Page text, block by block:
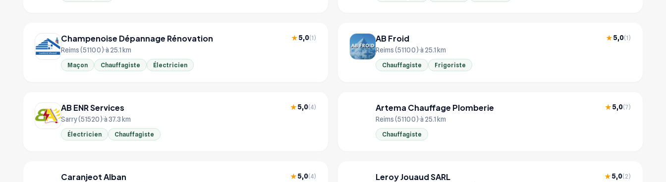
Champenoise Dépannage Rénovation ★5,0(1)
Reims (51100) à 25.1 km
Maçon Chauffagiste Électricien
AB Froid ★5,0(1)
Reims (51100) à 25.1 km
Chauffagiste Frigoriste
AB ENR Services ★5,0(4)
Sarry (51520) à 37.3 km
Électricien Chauffagiste
Artema Chauffage Plomberie ★5,0(7)
Reims (51100) à 25.1 km
Chauffagiste
Caranjeot Alban ★5,0(4) Leroy Jouaud SARL ★5,0(2)